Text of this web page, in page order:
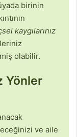
birinin
kaygılarınız
olabilir.
Yönler
ve aile